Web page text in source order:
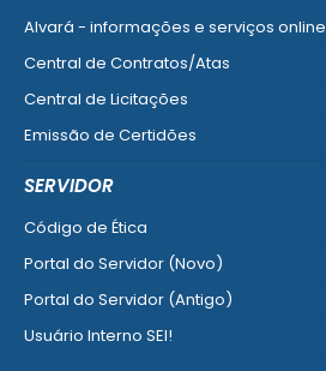
Alvará - informações e serviços online
Central de Contratos/Atas
Central de Licitações
Emissão de Certidões
SERVIDOR
Código de Ética
Portal do Servidor (Novo)
Portal do Servidor (Antigo)
Usuário Interno SEI!